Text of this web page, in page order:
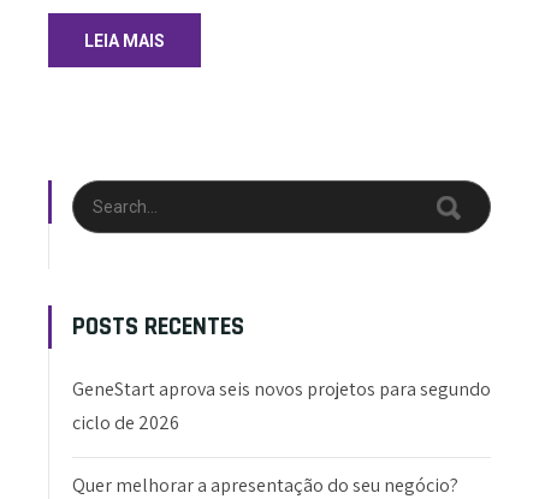
LEIA MAIS
POSTS RECENTES
GeneStart aprova seis novos projetos para segundo
ciclo de 2026
Quer melhorar a apresentação do seu negócio?